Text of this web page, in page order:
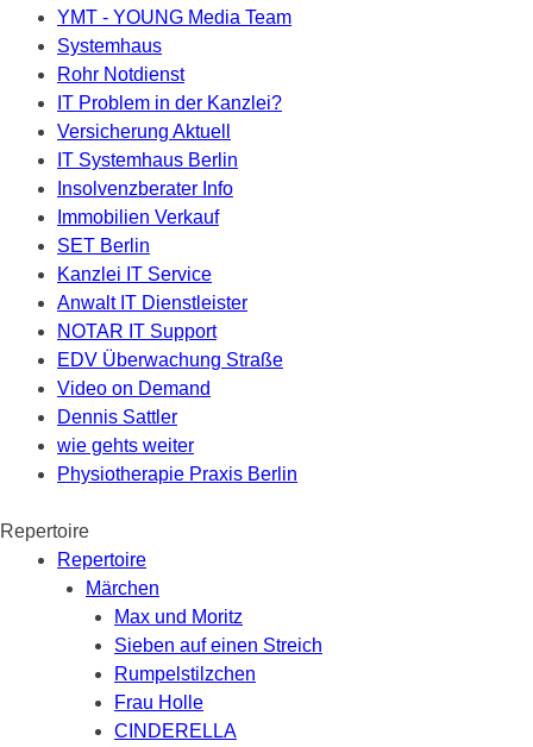
YMT - YOUNG Media Team
Systemhaus
Rohr Notdienst
IT Problem in der Kanzlei?
Versicherung Aktuell
IT Systemhaus Berlin
Insolvenzberater Info
Immobilien Verkauf
SET Berlin
Kanzlei IT Service
Anwalt IT Dienstleister
NOTAR IT Support
EDV Überwachung Straße
Video on Demand
Dennis Sattler
wie gehts weiter
Physiotherapie Praxis Berlin
Repertoire
Repertoire
Märchen
Max und Moritz
Sieben auf einen Streich
Rumpelstilzchen
Frau Holle
CINDERELLA